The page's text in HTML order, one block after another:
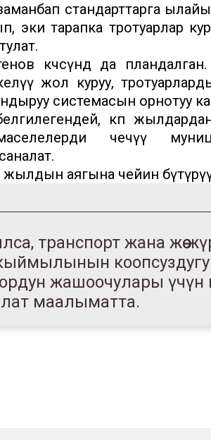
стандарттарга
тарапка тротуарлар
көчөсүндө да
жол куруу,
системасын орнотуу
көп жылдардан
чечүү
аягына чейин
транспорт жана жөө
коопсуздугу
жашоочулары үчүн
маалыматта.